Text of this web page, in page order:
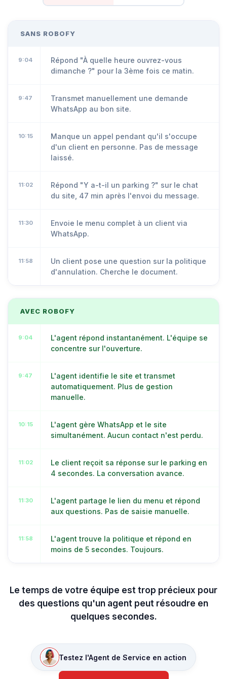
SANS ROBOFY
9:04
Répond "À quelle heure ouvrez-vous
dimanche ?" pour la 3ème fois ce matin.
9:47
Transmet manuellement une demande
WhatsApp au bon site.
10:15
Manque un appel pendant qu'il s'occupe
d'un client en personne. Pas de message
laissé.
11:02
Répond "Y a-t-il un parking ?" sur le chat
du site, 47 min après l'envoi du message.
11:30
Envoie le menu complet à un client via
WhatsApp.
11:58
Un client pose une question sur la politique
d'annulation. Cherche le document.
AVEC ROBOFY
9:04
L'agent répond instantanément. L'équipe se
concentre sur l'ouverture.
9:47
L'agent identifie le site et transmet
automatiquement. Plus de gestion
manuelle.
10:15
L'agent gère WhatsApp et le site
simultanément. Aucun contact n'est perdu.
11:02
Le client reçoit sa réponse sur le parking en
4 secondes. La conversation avance.
11:30
L'agent partage le lien du menu et répond
aux questions. Pas de saisie manuelle.
11:58
L'agent trouve la politique et répond en
moins de 5 secondes. Toujours.
Le temps de votre équipe est trop précieux pour
des questions qu'un agent peut résoudre en
quelques secondes.
Testez l'Agent de Service en action